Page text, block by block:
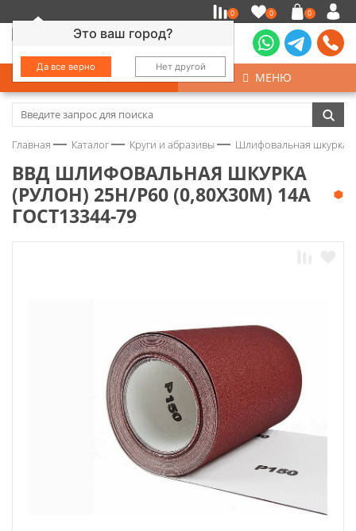
Это ваш город?
Да все верно Нет другой
0 0 0
КАТАЛОГ МЕНЮ
Замочно-скобяные изделия
Колеса
Электроды и проволока
Главная Каталог Круги и абразивы Шлифовальная шкурка
ВВД ШЛИФОВАЛЬНАЯ ШКУРКА
(РУЛОН) 25Н/Р60 (0,80Х30М) 14А
ГОСТ13344-79